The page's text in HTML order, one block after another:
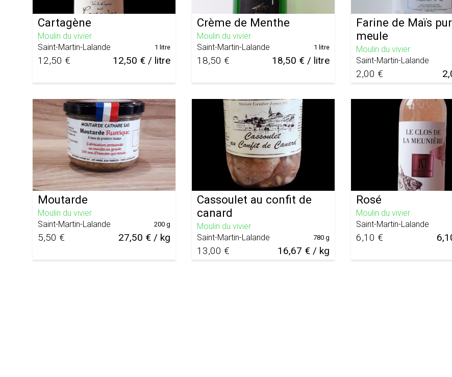
Cartagène
Moulin du vivier
Saint-Martin-Lalande
12,50 € 12,50 € / litre
1 litre
Crème de Menthe
Moulin du vivier
Saint-Martin-Lalande
18,50 € 18,50 € / litre
1 litre
Farine de Maïs
meule
Moulin du vivier
Saint-Martin-Lalande
2,00 €
Moutarde
Moulin du vivier
Saint-Martin-Lalande
5,50 € 27,50 € / kg
200 g
Cassoulet au confit de
canard
Moulin du vivier
Saint-Martin-Lalande
13,00 € 16,67 € / kg
780 g
Rosé
Moulin du vivier
Saint-Martin-Lalande
6,10 €